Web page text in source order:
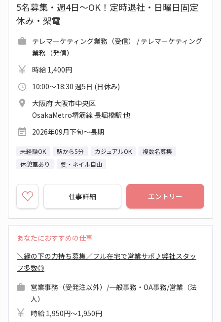
5名募集・週4日～OK！定時退社・日曜日固定
休み・架電
テレマーケティング業務（受信） / テレマーケティング
業務（発信）
時給 1,400円
10:00～18:30 週5日 (日休み)
大阪府 大阪市中央区
OsakaMetro堺筋線 長堀橋駅 他
2026年09月下旬～長期
未経験OK 駅から5分 カジュアルOK
複数名募集
休憩室あり
髪・ネイル自由
仕事詳細 エントリー
あなたにおすすめの仕事
＼縁の下の力持ち募集／フル在宅で営業サポ♪弊社スタッ
フ多数◎
営業事務（受発注以外）/一般事務・OA事務/営業（法
人）
時給 1,950円～1,950円